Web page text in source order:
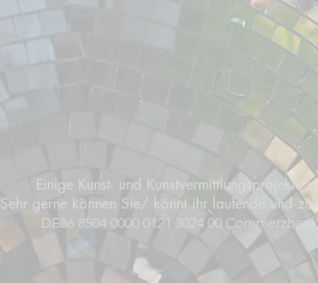
Einige Kunst- und Kunstvermittlungsprojekte
Sehr gerne können Sie/ könnt ihr laufende und
DE86 8504 0000 0121 3024 00